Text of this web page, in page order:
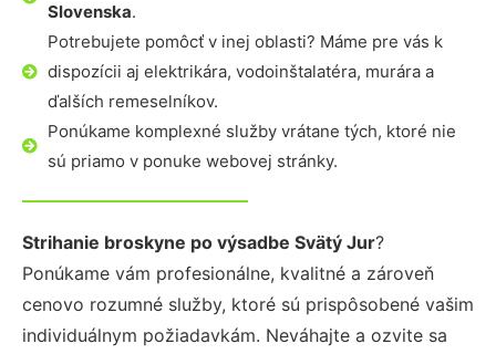
Slovenska.
Potrebujete pomôcť v inej oblasti? Máme pre vás k
dispozícii aj elektrikára, vodoinštalatéra, murára a
ďalších remeselníkov.
Ponúkame komplexné služby vrátane tých, ktoré nie
sú priamo v ponuke webovej stránky.
Strihanie broskyne po výsadbe Svätý Jur?
Ponúkame vám profesionálne, kvalitné a zároveň
cenovo rozumné služby, ktoré sú prispôsobené vašim
individuálnym požiadavkám. Neváhajte a ozvite sa